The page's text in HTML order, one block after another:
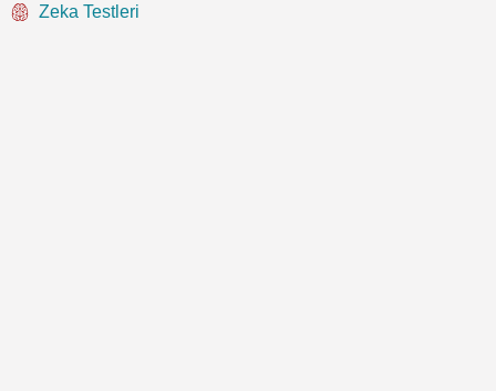
Zeka Testleri